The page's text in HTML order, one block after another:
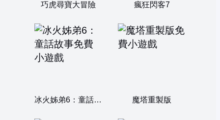
巧虎尋寶大冒險 瘋狂閃客7
冰火姊弟6：童話故事 魔塔重製版